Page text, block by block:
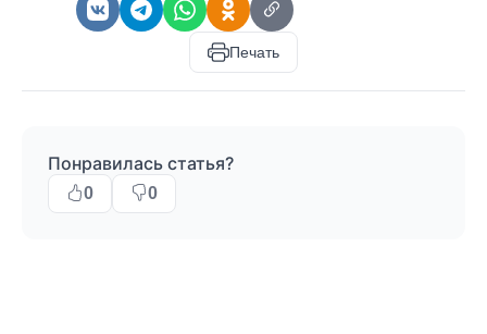
Печать
Понравилась статья?
0 0